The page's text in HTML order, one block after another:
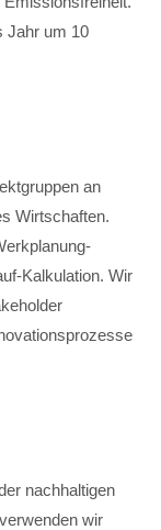
Jahr um 10
an
Wirtschaften.
Kalkulation. Wir
nachhaltigen
wir